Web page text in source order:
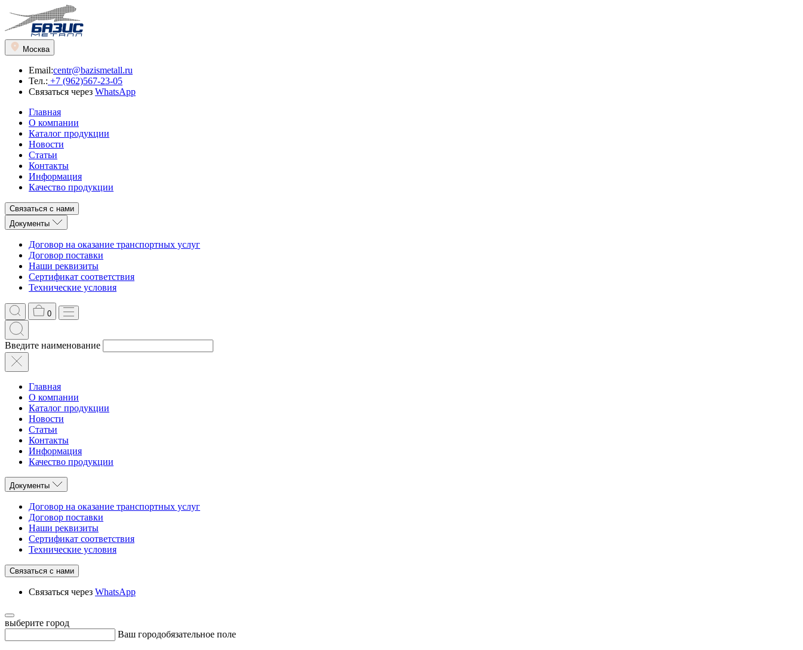
Москва
Email:centr@bazismetall.ru
Тел.: +7 (962)567-23-05
Связаться через WhatsApp
Главная
О компании
Каталог продукции
Новости
Статьи
Контакты
Информация
Качество продукции
Связаться с нами
Документы
Договор на оказание транспортных услуг
Договор поставки
Наши реквизиты
Сертификат соответствия
Технические условия
0
Введите наименование
Главная
О компании
Каталог продукции
Новости
Статьи
Контакты
Информация
Качество продукции
Документы
Договор на оказание транспортных услуг
Договор поставки
Наши реквизиты
Сертификат соответствия
Технические условия
Связаться с нами
Связаться через WhatsApp
выберите город
Ваш городобязательное поле